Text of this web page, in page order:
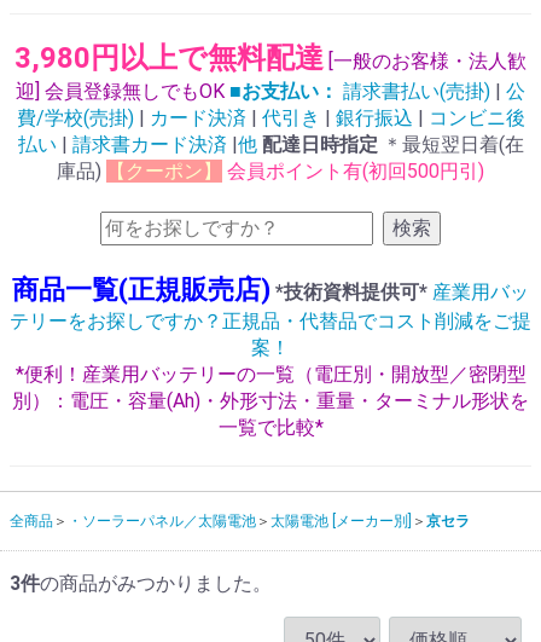
3,980円以上で無料配達 [一般のお客様・法人歓
迎] 会員登録無しでもOK ■お支払い： 請求書払い(売掛) | 公
費/学校(売掛) | カード決済 | 代引き | 銀行振込 | コンビニ後
払い | 請求書カード決済 |他 配達日時指定 ＊最短翌日着(在
庫品)
【クーポン】 会員ポイント有(初回500円引)
検索
商品一覧(正規販売店) *技術資料提供可* 産業用バッ
テリーをお探しですか？正規品・代替品でコスト削減をご提
案！
*便利！産業用バッテリーの一覧（電圧別・開放型／密閉型
別）：電圧・容量(Ah)・外形寸法・重量・ターミナル形状を
一覧で比較*
全商品 ・ソーラーパネル／太陽電池 太陽電池 [メーカー別] 京セラ
3件の商品がみつかりました。